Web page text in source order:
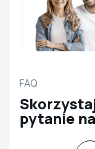
FAQ
pytanie